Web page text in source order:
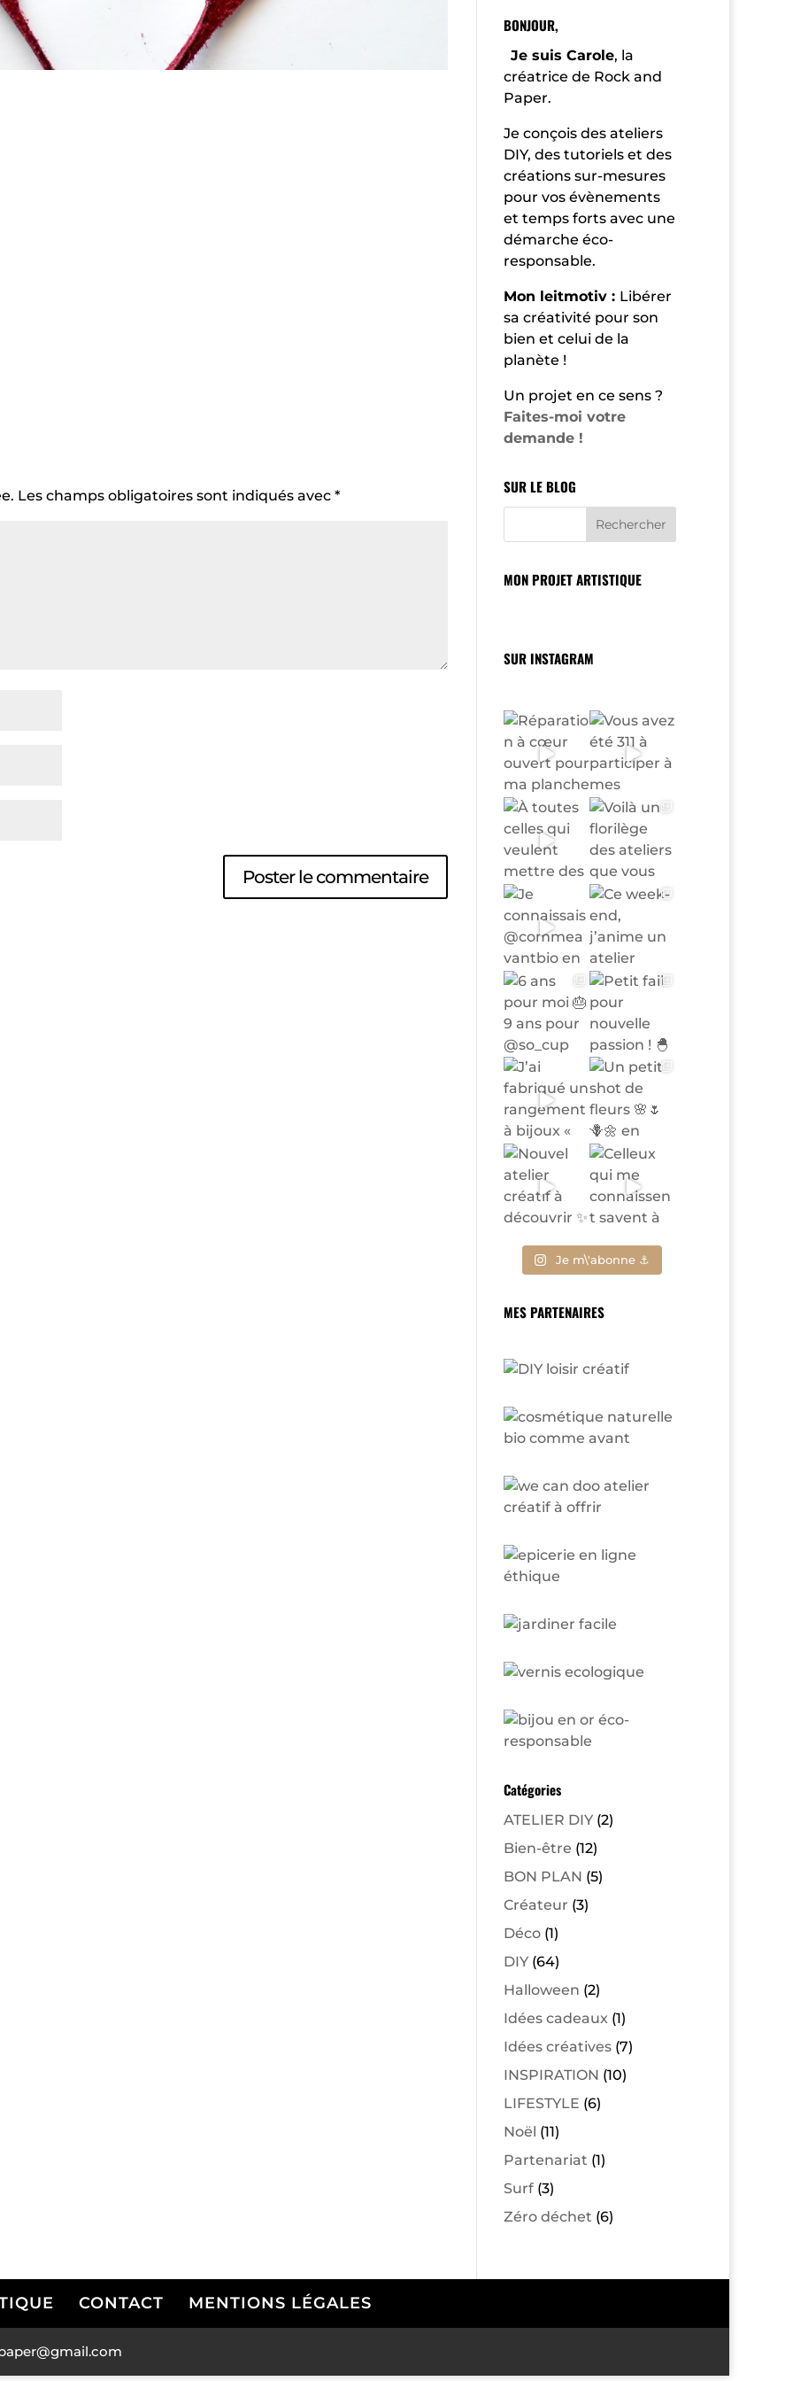
Les champs obligatoires sont indiqués avec *
BONJOUR,
Je suis Carole, la
créatrice de Rock and
Paper.
Je conçois des ateliers
DIY, des tutoriels et des
créations sur-mesures
pour vos évènements
et temps forts avec une
démarche éco-
responsable.
Mon leitmotiv : Libérer
sa créativité pour son
bien et celui de la
planète !
Un projet en ce sens ?
Faites-moi votre
demande !
SUR LE BLOG
MON PROJET ARTISTIQUE
SUR INSTAGRAM
Je m\'abonne ⚓
MES PARTENAIRES
Catégories
ATELIER DIY(2)
Bien-être (12)
BON PLAN (5)
Créateur (3)
Déco(1)
DIY(64)
Halloween (2)
Idées cadeaux (1)
Idées créatives(7)
INSPIRATION (10)
LIFESTYLE (6)
Noël (11)
Partenariat (1)
Surf(3)
Zéro déchet (6)
CONTACT MENTIONS LÉGALES